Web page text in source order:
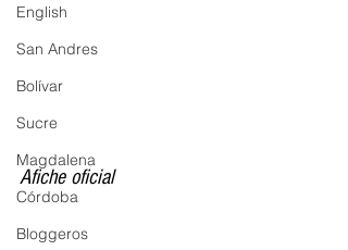
English
San Andres
Bolívar
Sucre
Magdalena
Córdoba
Bloggeros
Afiche oficial